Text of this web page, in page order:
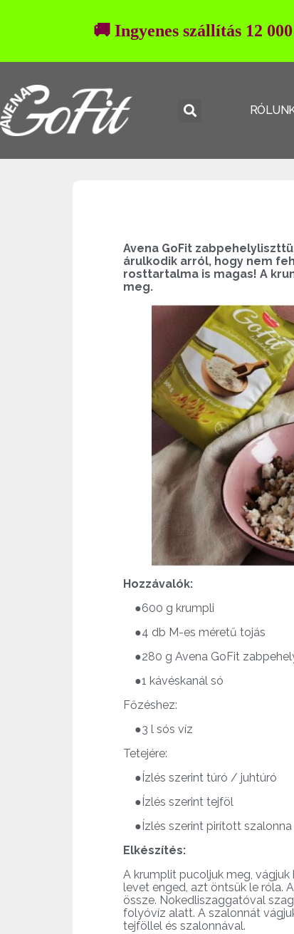
🚚 Ingyenes szállítás 12
Avena GoFit
árulkodik arról, hogy nem
rosttartalma is magas! A
meg.
Hozzávalók:
●600 g krumpli
●4 db M-es méretű tojás
●280 g Avena GoFit
●1 kávéskanál só
Főzéshez:
●3 l sós víz
Tetejére:
●Ízlés szerint túró / juhtúró
●Ízlés szerint tejföl
●Ízlés szerint pirított szalonna
Elkészítés:
A krumplit pucoljuk meg,
levet enged, azt öntsük le róla.
össze. Nokedliszaggatóval
folyóvíz alatt. A szalonnát
tejföllel és szalonnával.